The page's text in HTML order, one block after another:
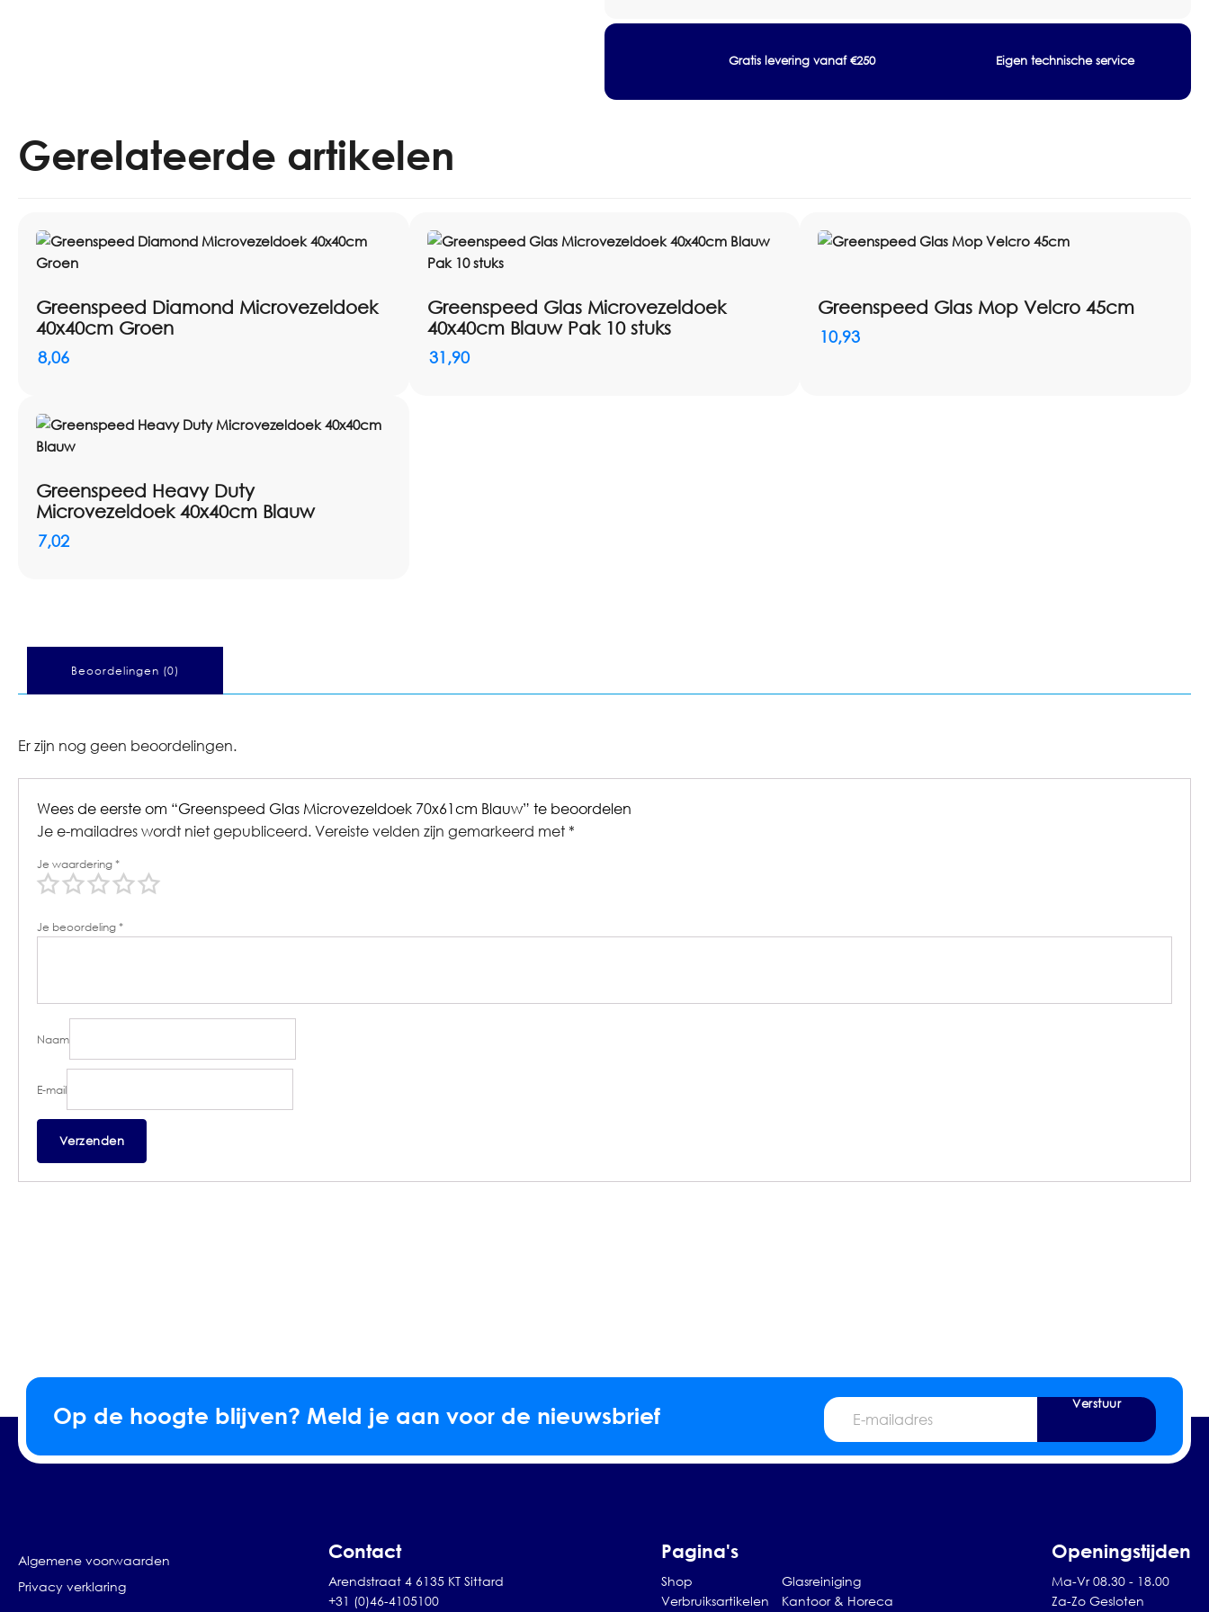
Wasbaarheid: 600 tot 1200 wasbeurten volgens catalogus
Artikelnummer: 2110018Gratis levering vanaf €250 Eigen technische service
Gerelateerde artikelen
Greenspeed Diamond Microvezeldoek
40x40cm Groen
8,06
Greenspeed Glas Microvezeldoek
40x40cm Blauw Pak 10 stuks
31,90
Greenspeed Glas Mop Velcro 45cm
10,93
Greenspeed Heavy Duty
Microvezeldoek 40x40cm Blauw
7,02
Beoordelingen (0)
Er zijn nog geen beoordelingen.
Wees de eerste om “Greenspeed Glas Microvezeldoek 70x61cm Blauw” te beoordelen
Je e-mailadres wordt niet gepubliceerd.Vereiste velden zijn gemarkeerd met *
Je waardering*
Je beoordeling*
Naam
E-mail
Op de hoogte blijven? Meld je aan voor de nieuwsbrief
E-
mailadres
Verstuur
Algemene voorwaarden
Privacy verklaring
Contact
Arendstraat 4 6135 KT Sittard
+31 (0)46-4105100
Pagina's
Shop
Verbruiksartikelen
Glasreiniging
Kantoor & Horeca
Openingstijden
Ma-Vr 08.30 - 18.00
Za-Zo Gesloten